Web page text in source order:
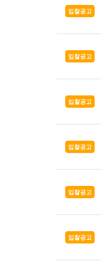
입찰공고
입찰공고
입찰공고
입찰공고
입찰공고
입찰공고